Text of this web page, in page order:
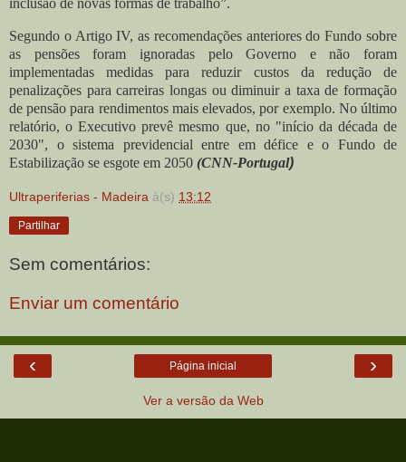
inclusão de novas formas de trabalho”.
Segundo o Artigo IV, as recomendações anteriores do Fundo sobre
as pensões foram ignoradas pelo Governo e não foram
implementadas medidas para reduzir custos da redução de
penalizações para carreiras longas ou diminuir a taxa de formação
de pensão para rendimentos mais elevados, por exemplo. No último
relatório, o Executivo prevê mesmo que, no "início da década de
2030", o sistema previdencial entre em défice e o Fundo de
Estabilização se esgote em 2050 (CNN-Portugal)
Ultraperiferias - Madeira à(s) 13:12
Partilhar
Sem comentários:
Enviar um comentário
‹ ›
Página inicial
Ver a versão da Web